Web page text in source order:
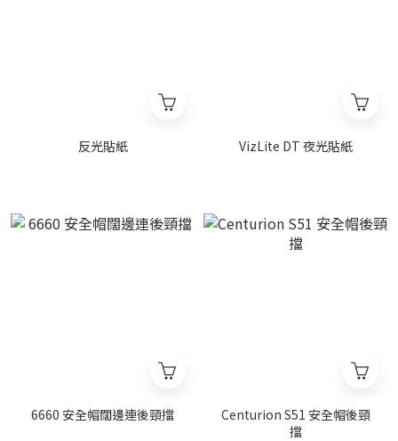
反光貼紙 VizLite DT 夜光貼紙
6660 安全帽闊邊連後頸擋
Centurion S51 安全帽後頸
擋